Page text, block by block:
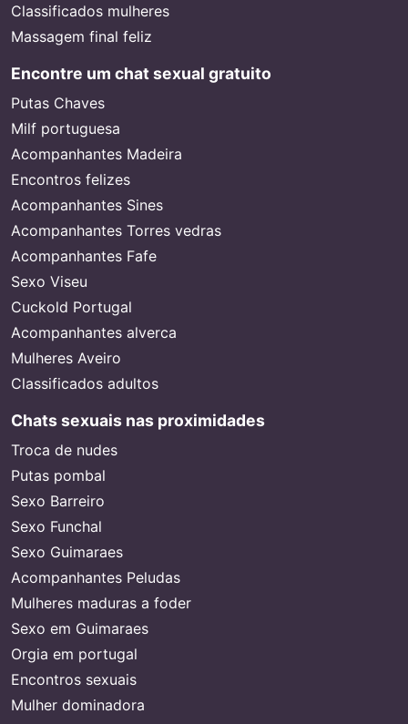
Classificados mulheres
Massagem final feliz
Encontre um chat sexual gratuito
Putas Chaves
Milf portuguesa
Acompanhantes Madeira
Encontros felizes
Acompanhantes Sines
Acompanhantes Torres vedras
Acompanhantes Fafe
Sexo Viseu
Cuckold Portugal
Acompanhantes alverca
Mulheres Aveiro
Classificados adultos
Chats sexuais nas proximidades
Troca de nudes
Putas pombal
Sexo Barreiro
Sexo Funchal
Sexo Guimaraes
Acompanhantes Peludas
Mulheres maduras a foder
Sexo em Guimaraes
Orgia em portugal
Encontros sexuais
Mulher dominadora